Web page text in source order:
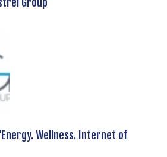
Wellness. Internet of